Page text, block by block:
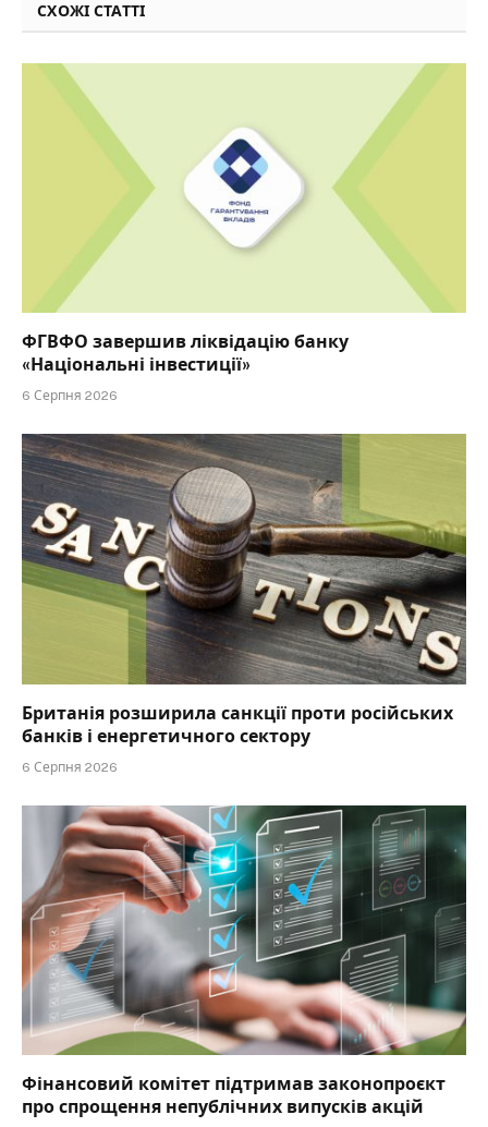
СХОЖІ СТАТТІ
ФГВФО завершив ліквідацію банку
«Національні інвестиції»
6 Серпня 2026
Британія розширила санкції проти російських
банків і енергетичного сектору
6 Серпня 2026
Фінансовий комітет підтримав законопроєкт
про спрощення непублічних випусків акцій